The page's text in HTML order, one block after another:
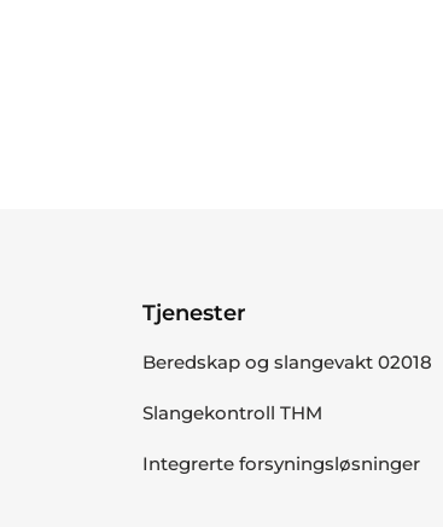
Tjenester
Beredskap og slangevakt 02018
Slangekontroll THM
Integrerte forsyningsløsninger